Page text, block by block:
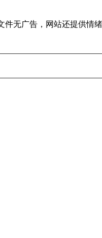
无广告，网站还提供情